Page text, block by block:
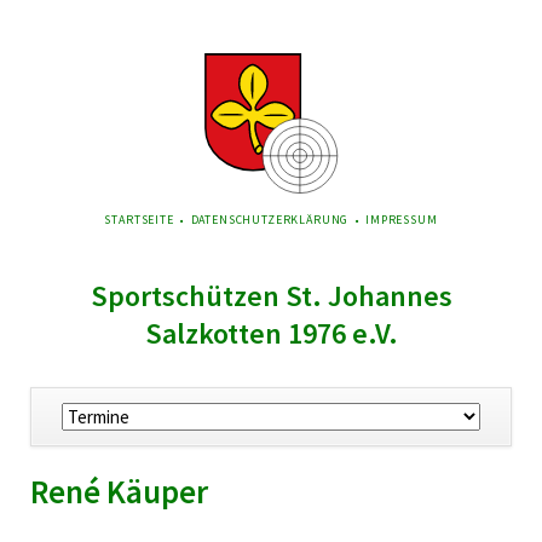
NAVIGATION
STARTSEITE DATENSCHUTZERKLÄRUNG IMPRESSUM
Sportschützen St. Johannes
Salzkotten 1976 e.V.
Navigation
überspringen
René Käuper